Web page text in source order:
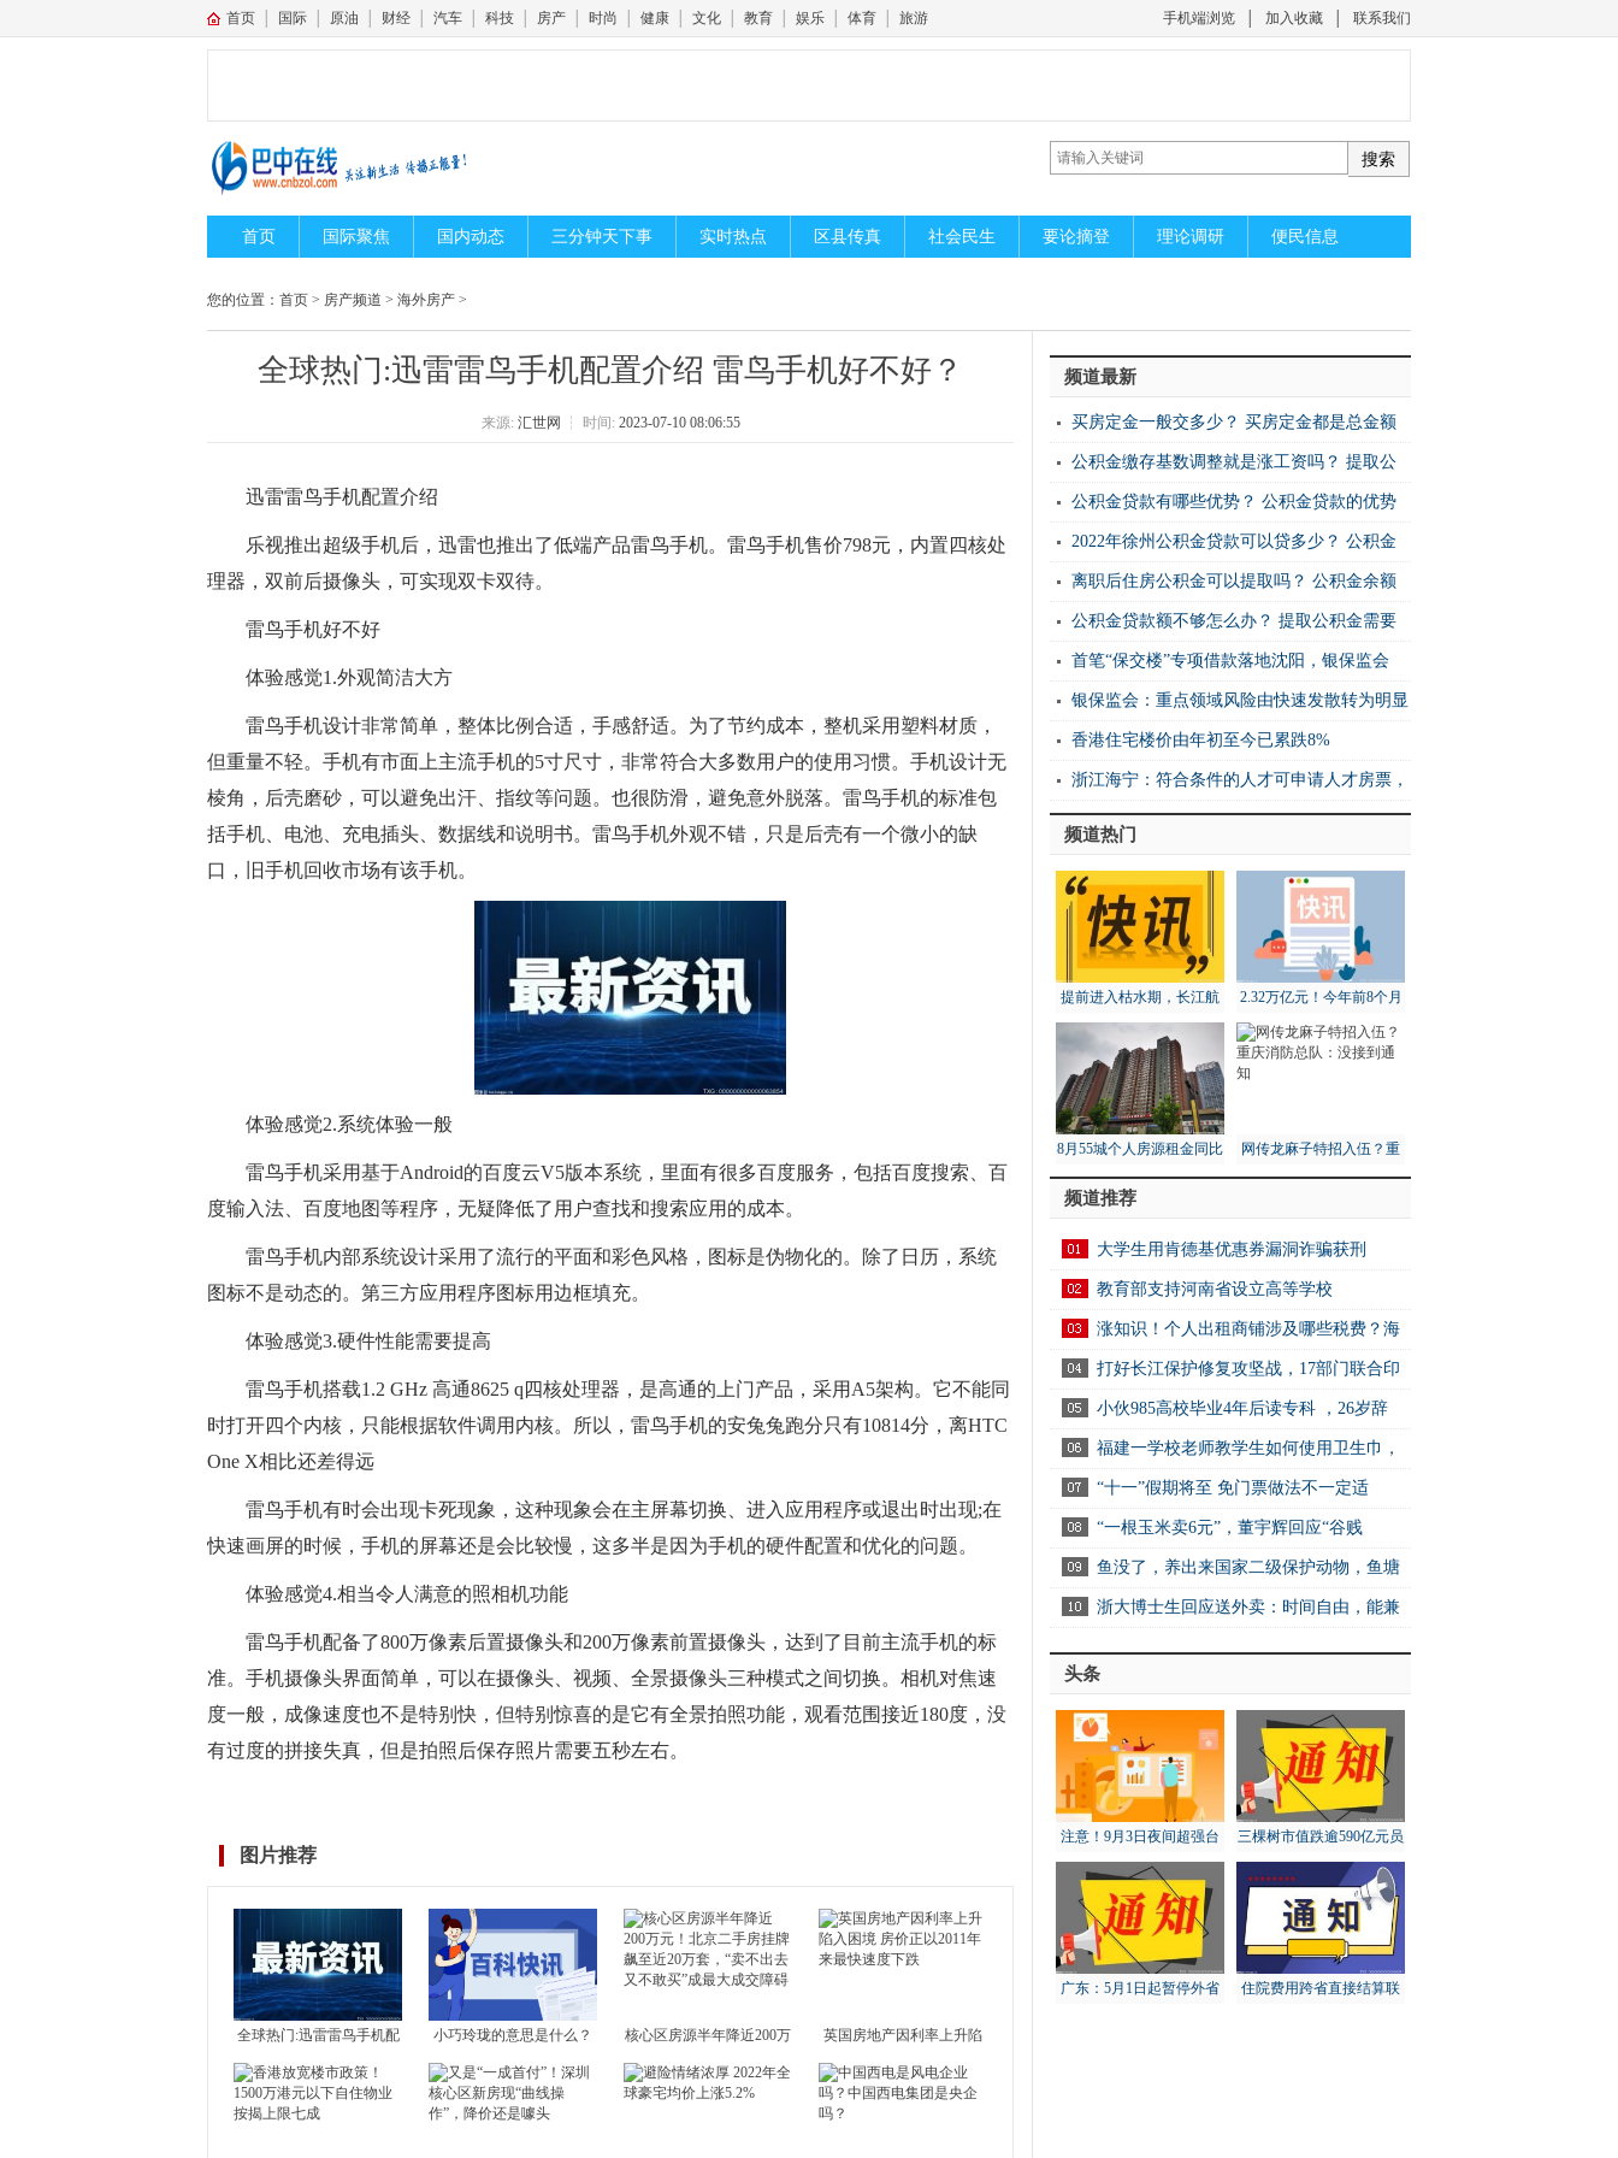
首页 国际 原油 财经 汽车 科技 房产 时尚 健康 文化 教育 娱乐 体育 旅游 手机端浏览 加入收藏 联系我们
首页 国际聚焦 国内动态 三分钟天下事 实时热点 区县传真 社会民生 要论摘登 理论调研 便民信息
您的位置： 首页 > 房产频道 > 海外房产 >
全球热门:迅雷雷鸟手机配置介绍 雷鸟手机好不好？
来源: 汇世网 ┆ 时间: 2023-07-10 08:06:55
迅雷雷鸟手机配置介绍
乐视推出超级手机后，迅雷也推出了低端产品雷鸟手机。雷鸟手机售价798元，内置四核处
理器，双前后摄像头，可实现双卡双待。
雷鸟手机好不好
体验感觉1.外观简洁大方
雷鸟手机设计非常简单，整体比例合适，手感舒适。为了节约成本，整机采用塑料材质，
但重量不轻。手机有市面上主流手机的5寸尺寸，非常符合大多数用户的使用习惯。手机设计无
棱角，后壳磨砂，可以避免出汗、指纹等问题。也很防滑，避免意外脱落。雷鸟手机的标准包
括手机、电池、充电插头、数据线和说明书。雷鸟手机外观不错，只是后壳有一个微小的缺
口，旧手机回收市场有该手机。
体验感觉2.系统体验一般
雷鸟手机采用基于Android的百度云V5版本系统，里面有很多百度服务，包括百度搜索、百
度输入法、百度地图等程序，无疑降低了用户查找和搜索应用的成本。
雷鸟手机内部系统设计采用了流行的平面和彩色风格，图标是伪物化的。除了日历，系统
图标不是动态的。第三方应用程序图标用边框填充。
体验感觉3.硬件性能需要提高
雷鸟手机搭载1.2 GHz 高通8625 q四核处理器，是高通的上门产品，采用A5架构。它不能同
时打开四个内核，只能根据软件调用内核。所以，雷鸟手机的安兔兔跑分只有10814分，离HTC
One X相比还差得远
雷鸟手机有时会出现卡死现象，这种现象会在主屏幕切换、进入应用程序或退出时出现;在
快速画屏的时候，手机的屏幕还是会比较慢，这多半是因为手机的硬件配置和优化的问题。
体验感觉4.相当令人满意的照相机功能
雷鸟手机配备了800万像素后置摄像头和200万像素前置摄像头，达到了目前主流手机的标
准。手机摄像头界面简单，可以在摄像头、视频、全景摄像头三种模式之间切换。相机对焦速
度一般，成像速度也不是特别快，但特别惊喜的是它有全景拍照功能，观看范围接近180度，没
有过度的拼接失真，但是拍照后保存照片需要五秒左右。
图片推荐
全球热门:迅雷雷鸟手机配
置介绍 雷鸟手机好不好？
小巧玲珑的意思是什么？
小巧玲珑是什么生肖？
核心区房源半年降近200万
元！北京二手房挂牌飙至
近2
英国房地产因利率上升陷
入困境 房价正以2011年来
最
频道最新
买房定金一般交多少？ 买房定金都是总金额
公积金缴存基数调整就是涨工资吗？ 提取公
公积金贷款有哪些优势？ 公积金贷款的优势
2022年徐州公积金贷款可以贷多少？ 公积金
离职后住房公积金可以提取吗？ 公积金余额
公积金贷款额不够怎么办？ 提取公积金需要
首笔“保交楼”专项借款落地沈阳，银保监会
银保监会：重点领域风险由快速发散转为明显
香港住宅楼价由年初至今已累跌8%
浙江海宁：符合条件的人才可申请人才房票，
频道热门
提前进入枯水期，长江航
道局全面部署维护工作
2.32万亿元！今年前8个月
北京地区进出口增长18.3%
8月55城个人房源租金同比
降1%，租赁市场量价齐跌
网传龙麻子特招入伍？重
庆消防总队：没接到通知
频道推荐
大学生用肯德基优惠券漏洞诈骗获刑
教育部支持河南省设立高等学校
涨知识！个人出租商铺涉及哪些税费？海
打好长江保护修复攻坚战，17部门联合印
小伙985高校毕业4年后读专科 ，26岁辞
福建一学校老师教学生如何使用卫生巾，
“十一”假期将至 免门票做法不一定适
“一根玉米卖6元”，董宇辉回应“谷贱
鱼没了，养出来国家二级保护动物，鱼塘
浙大博士生回应送外卖：时间自由，能兼
头条
注意！9月3日夜间超强台
风“轩岚诺”将进入东海东
南
三棵树市值跌逾590亿元员
工大比例账面浮亏
广东：5月1日起暂停外省
住院费用跨省直接结算联